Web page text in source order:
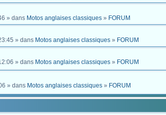
» dans Motos anglaises classiques » FORUM
» dans Motos anglaises classiques » FORUM
» dans Motos anglaises classiques » FORUM
» dans Motos anglaises classiques » FORUM